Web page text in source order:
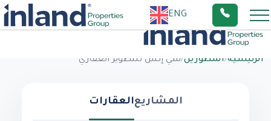
ENG
الرئيسية/المطورين/سي إتش للتطوير العقاري
المشاريعالعقارات